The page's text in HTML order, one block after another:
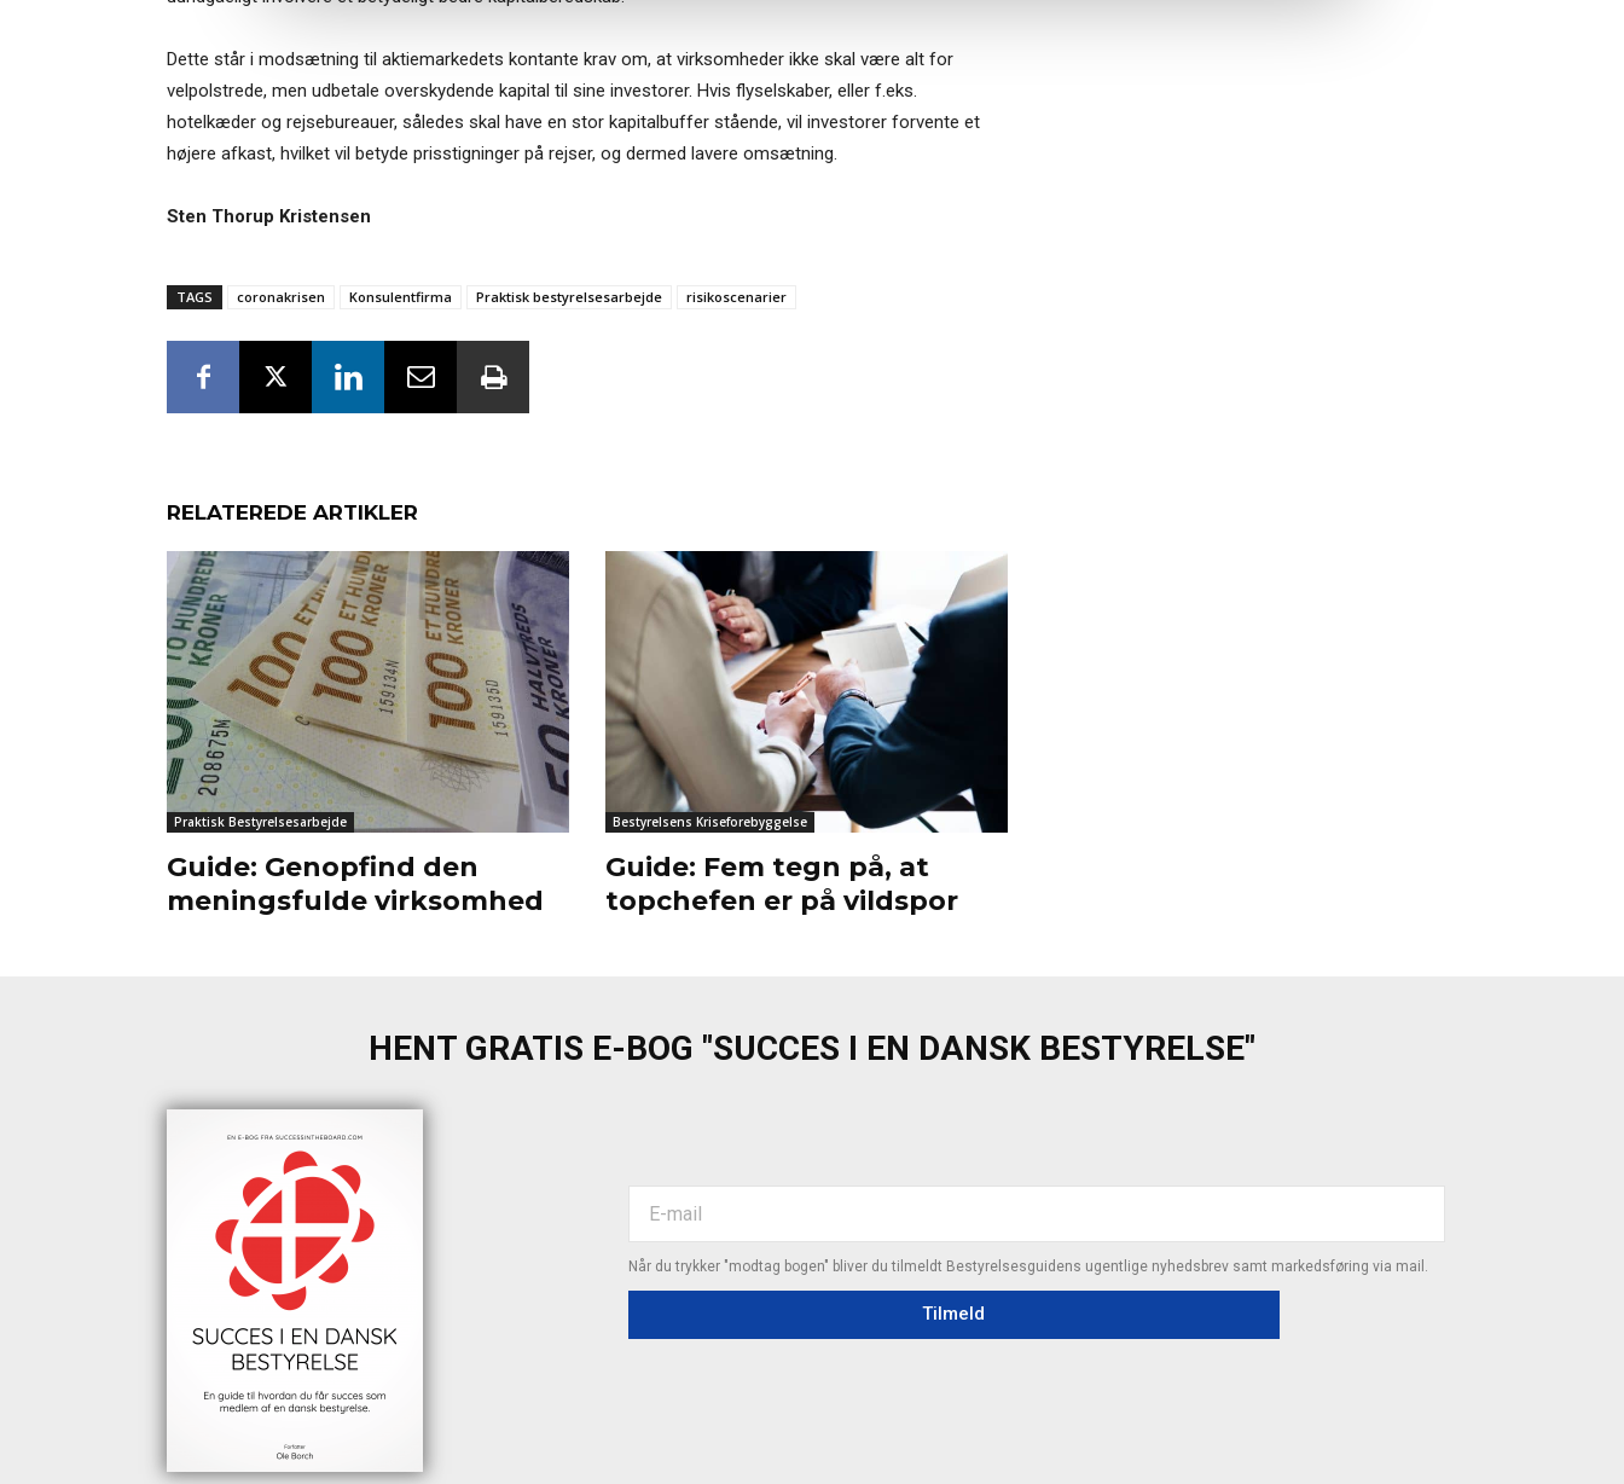
Dette står i modsætning til aktiemarkedets kontante krav om, at virksomheder ikke skal være alt for
velpolstrede, men udbetale overskydende kapital til sine investorer. Hvis flyselskaber, eller f.eks.
hotelkæder og rejsebureauer, således skal have en stor kapitalbuffer stående, vil investorer forvente et
højere afkast, hvilket vil betyde prisstigninger på rejser, og dermed lavere omsætning.
Sten Thorup Kristensen
TAGS coronakrisen Konsulentfirma Praktisk bestyrelsesarbejde risikoscenarier
RELATEREDE ARTIKLER
Praktisk Bestyrelsesarbejde
Guide: Genopfind den
meningsfulde virksomhed
Bestyrelsens Kriseforebyggelse
Guide: Fem tegn på, at
topchefen er på vildspor
HENT GRATIS E-BOG "SUCCES I EN DANSK BESTYRELSE"
Når du trykker "modtag bogen" bliver du tilmeldt Bestyrelsesguidens ugentlige nyhedsbrev samt markedsføring via mail.
Tilmeld